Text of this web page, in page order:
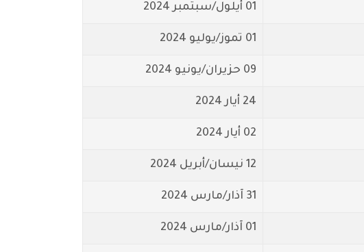
01 أيلول/سبتمبر 2024
01 تموز/يوليو 2024
09 حزيران/يونيو 2024
24 أيار 2024
02 أيار 2024
12 نيسان/أبريل 2024
31 آذار/مارس 2024
01 آذار/مارس 2024